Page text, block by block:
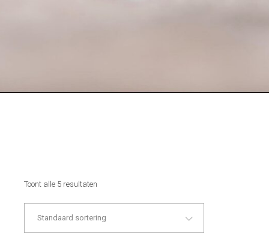
Toont alle 5 resultaten
Standaard sortering